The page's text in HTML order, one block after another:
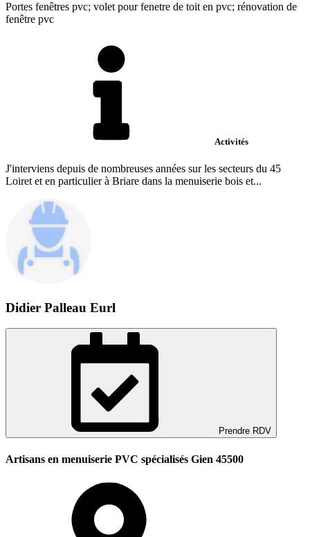
Portes fenêtres pvc; volet pour fenetre de toit en pvc; rénovation de
fenêtre pvc
Activités
J'interviens depuis de nombreuses années sur les secteurs du 45
Loiret et en particulier à Briare dans la menuiserie bois et...
Didier Palleau Eurl
Prendre RDV
Artisans en menuiserie PVC spécialisés Gien 45500